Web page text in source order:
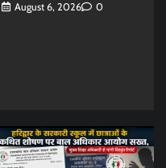
August 6, 2026
0